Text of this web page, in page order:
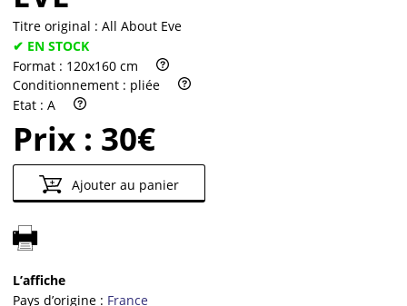
Titre original : All About Eve
✔ EN STOCK
Format : 120x160 cm
Conditionnement : pliée
Etat : A
Prix : 30€
Ajouter au panier
L’affiche
Pays d’origine : France